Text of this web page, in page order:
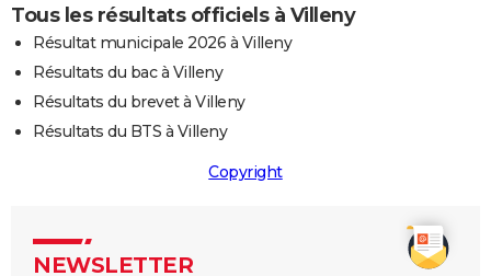
Tous les résultats officiels à Villeny
Résultat municipale 2026 à Villeny
Résultats du bac à Villeny
Résultats du brevet à Villeny
Résultats du BTS à Villeny
Copyright
NEWSLETTER